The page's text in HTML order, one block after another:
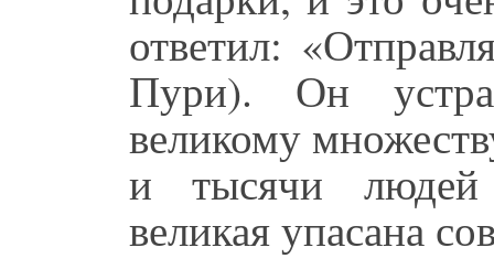
ответил:
Пури). Он
великому
и тысячи людей
великая упасана